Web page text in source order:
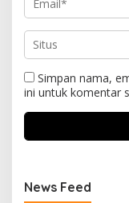
Simpan nama,
ini untuk komentar
News Feed